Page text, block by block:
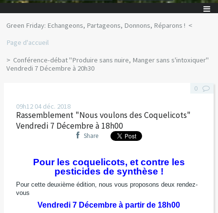
Green Friday: Echangeons, Partageons, Donnons, Réparons !
Page d'accueil
Conférence-débat "Produire sans nuire, Manger sans s'intoxiquer"
Vendredi 7 Décembre à 20h30
09h12 04 déc. 2018
Rassemblement "Nous voulons des Coquelicots"
Vendredi 7 Décembre à 18h00
Share
Pour les coquelicots, et contre les
pesticides de synthèse !
Pour cette deuxième édition, nous vous proposons deux rendez-
vous
Vendredi 7 Décembre à partir de 18h00
0